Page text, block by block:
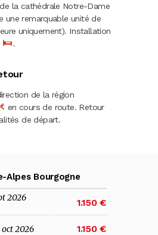
la cathédrale Notre-Dame
une remarquable unité de
uniquement). Installation
.
de la région
en cours de route. Retour
de départ.
Alpes Bourgogne
2026
1.150 €
oct 2026 1.150 €